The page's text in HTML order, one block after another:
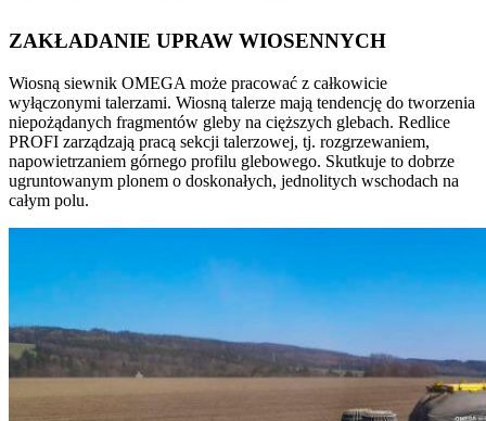
ZAKŁADANIE UPRAW WIOSENNYCH
Wiosną siewnik OMEGA może pracować z całkowicie
wyłączonymi talerzami. Wiosną talerze mają tendencję do tworzenia
niepożądanych fragmentów gleby na cięższych glebach. Redlice
PROFI zarządzają pracą sekcji talerzowej, tj. rozgrzewaniem,
napowietrzaniem górnego profilu glebowego. Skutkuje to dobrze
ugruntowanym plonem o doskonałych, jednolitych wschodach na
całym polu.